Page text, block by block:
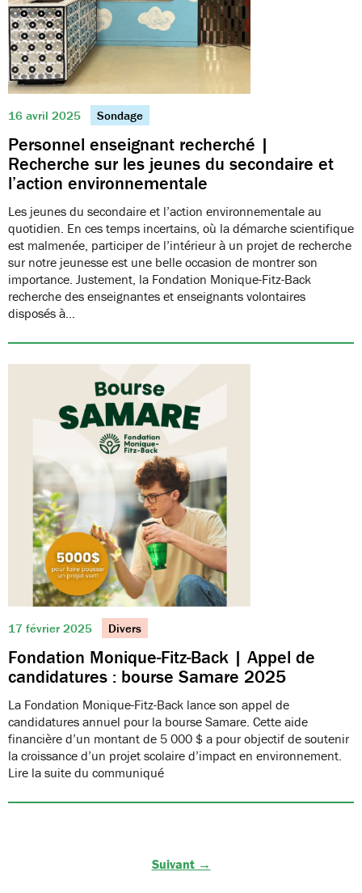
16 avril 2025 Sondage
Personnel enseignant recherché |
Recherche sur les jeunes du secondaire et
l’action environnementale
Les jeunes du secondaire et l’action environnementale au
quotidien. En ces temps incertains, où la démarche scientifique
est malmenée, participer de l’intérieur à un projet de recherche
sur notre jeunesse est une belle occasion de montrer son
importance. Justement, la Fondation Monique-Fitz-Back
recherche des enseignantes et enseignants volontaires
disposés à…
17 février 2025 Divers
Fondation Monique-Fitz-Back | Appel de
candidatures : bourse Samare 2025
La Fondation Monique-Fitz-Back lance son appel de
candidatures annuel pour la bourse Samare. Cette aide
financière d’un montant de 5 000 $ a pour objectif de soutenir
la croissance d’un projet scolaire d’impact en environnement.
Lire la suite du communiqué
Suivant →